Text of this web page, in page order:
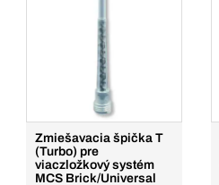
Zmiešavacia špička T
(Turbo) pre
viaczložkový systém
MCS Brick/Universal